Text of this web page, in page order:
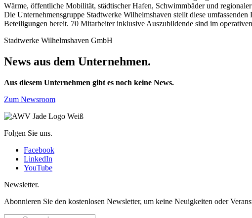
Wärme, öffentliche Mobilität, städtischer Hafen, Schwimmbäder und
Die Unternehmensgruppe Stadtwerke Wilhelmshaven stellt diese
Beteiligungen bereit. 70 Mitarbeiter inklusive Auszubildende sind im
Stadtwerke Wilhelmshaven GmbH
News aus dem Unternehmen.
Aus diesem Unternehmen gibt es noch keine News.
Zum Newsroom
Folgen Sie uns.
Facebook
LinkedIn
YouTube
Newsletter.
Abonnieren Sie den kostenlosen Newsletter, um keine Neuigkeiten oder